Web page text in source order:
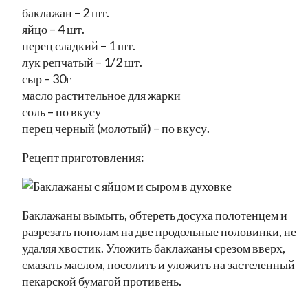
баклажан – 2 шт.
яйцо – 4 шт.
перец сладкий – 1 шт.
лук репчатый – 1/2 шт.
сыр – 30г
масло растительное для жарки
соль – по вкусу
перец черный (молотый) – по вкусу.
Рецепт приготовления:
Баклажаны вымыть, обтереть досуха полотенцем и
разрезать пополам на две продольные половинки, не
удаляя хвостик. Уложить баклажаны срезом вверх,
смазать маслом, посолить и уложить на застеленный
пекарской бумагой противень.